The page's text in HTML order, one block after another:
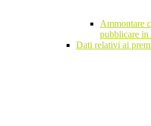
Ammontare
pubblicare in
Dati relativi ai